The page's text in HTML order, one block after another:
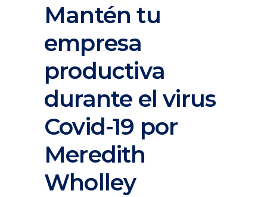
Mantén tu
empresa
productiva
durante el virus
Covid-19 por
Meredith
Wholley